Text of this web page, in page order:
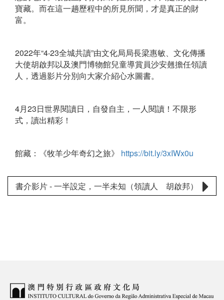
寶藏。而在這一趟歷程中的所見所聞，才是真正的財
富。
2022年“4‧23全城共讀”由文化局局長梁惠敏、文化傳播
大使胡啟邦以及澳門博物館兒童導賞員沙安翹擔任領讀
人，透過影片分別向大家介紹心水圖書。
4月23日世界閱讀日，自發自主，一人閱讀！不限形
式，讀出精彩！
館藏：《牧羊少年奇幻之旅》 https://bit.ly/3xIWx0u
書介影片 - 一半設定，一半未知（領讀人 胡啟邦）